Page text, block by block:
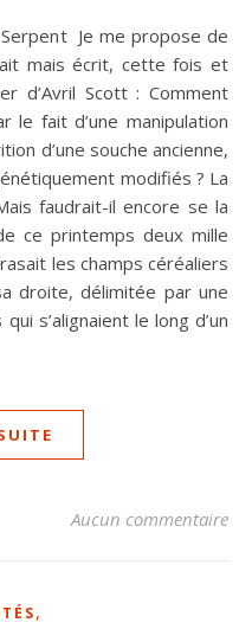
mais écrit, cette fois et
d’Avril Scott : Comment
le fait d’une manipulation
d’une souche ancienne,
modi­fiés ? La
faudrait-il encore se la
ce printemps deux mille
les champs céréaliers
droite, délimitée par une
s’alignaient le long d’un
Aucun commentaire
,